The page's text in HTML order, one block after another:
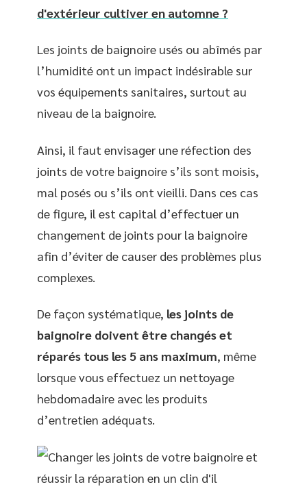
d'extérieur cultiver en automne ?
Les joints de baignoire usés ou abîmés par
l’humidité ont un impact indésirable sur
vos équipements sanitaires, surtout au
niveau de la baignoire.
Ainsi, il faut envisager une réfection des
joints de votre baignoire s’ils sont moisis,
mal posés ou s’ils ont vieilli. Dans ces cas
de figure, il est capital d’effectuer un
changement de joints pour la baignoire
afin d’éviter de causer des problèmes plus
complexes.
De façon systématique, les joints de
baignoire doivent être changés et
réparés tous les 5 ans maximum, même
lorsque vous effectuez un nettoyage
hebdomadaire avec les produits
d’entretien adéquats.